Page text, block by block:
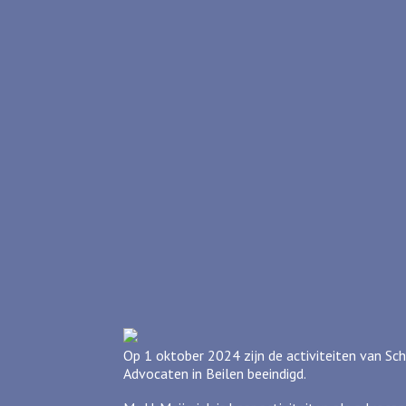
Op 1 oktober 2024 zijn de activiteiten van
Advocaten in Beilen beeindigd.